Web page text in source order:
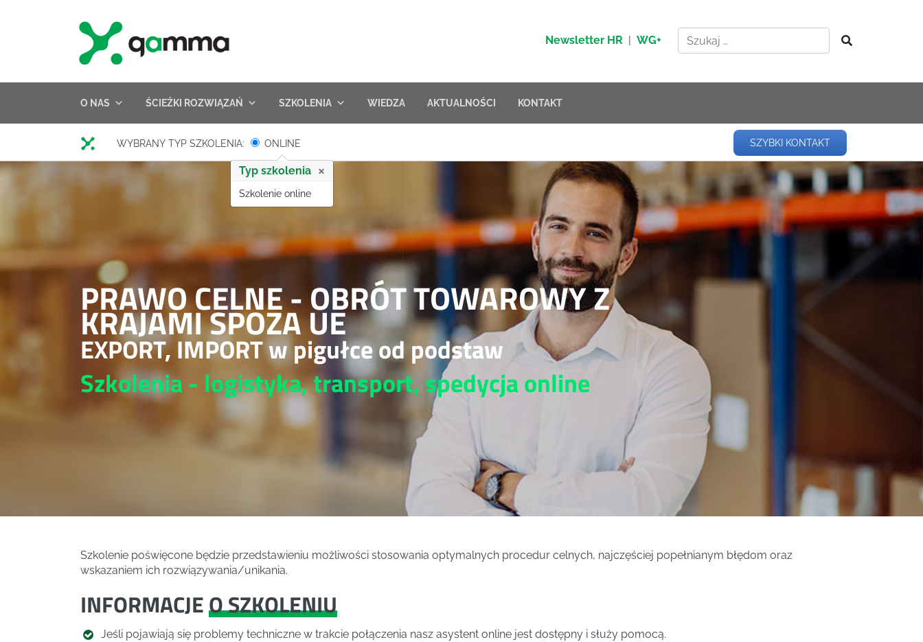
Newsletter HR | WG+
O NAS ŚCIEŻKI ROZWIĄZAŃ SZKOLENIA WIEDZA AKTUALNOŚCI KONTAKT
WYBRANY TYP SZKOLENIA: ONLINE SZYBKI KONTAKT
PRAWO CELNE - OBRÓT TOWAROWY Z
KRAJAMI SPOZA UE
EXPORT, IMPORT w pigułce od podstaw
Szkolenia - logistyka, transport, spedycjaonline
Szkolenie poświęcone będzie przedstawieniu możliwości stosowania optymalnych procedur celnych, najczęściej popełnianym błędom oraz
wskazaniem ich rozwiązywania/unikania.
INFORMACJEO SZKOLENIU
Jeśli pojawiają się problemy techniczne w trakcie połączenia nasz asystent online jest dostępny i służy pomocą.
Typ szkolenia ×
Szkolenie online